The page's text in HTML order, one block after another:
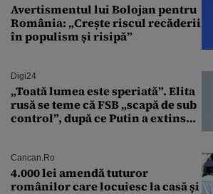
Avertismentul lui Bolojan pentru
România: „Crește riscul recăderii
în populism și risipă”
Digi24
„Toată lumea este speriată”. Elita
rusă se teme că FSB „scapă de sub
control”, după ce Putin a extins
Cancan.ro
4.000 lei amendă tuturor
românilor care locuiesc la casă și